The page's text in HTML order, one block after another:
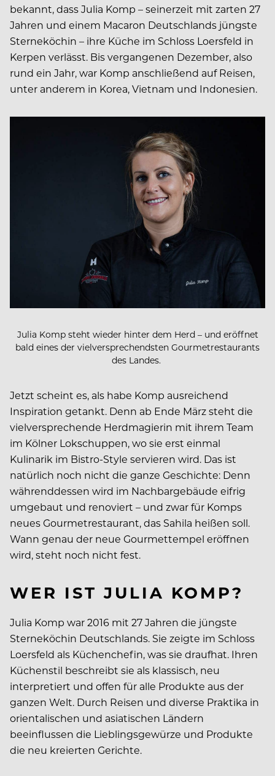
bekannt, dass Julia Komp – seinerzeit mit zarten 27
Jahren und einem Macaron Deutschlands jüngste
Sterneköchin – ihre Küche im Schloss Loersfeld in
Kerpen verlässt. Bis vergangenen Dezember, also
rund ein Jahr, war Komp anschließend auf Reisen,
unter anderem in Korea, Vietnam und Indonesien.
Julia Komp steht wieder hinter dem Herd – und eröffnet
bald eines der vielversprechendsten Gourmetrestaurants
des Landes.
Jetzt scheint es, als habe Komp ausreichend
Inspiration getankt. Denn ab Ende März steht die
vielversprechende Herdmagierin mit ihrem Team
im Kölner Lokschuppen, wo sie erst einmal
Kulinarik im Bistro-Style servieren wird. Das ist
natürlich noch nicht die ganze Geschichte: Denn
währenddessen wird im Nachbargebäude eifrig
umgebaut und renoviert – und zwar für Komps
neues Gourmetrestaurant, das Sahila heißen soll.
Wann genau der neue Gourmettempel eröffnen
wird, steht noch nicht fest.
WER IST JULIA KOMP?
Julia Komp war 2016 mit 27 Jahren die jüngste
Sterneköchin Deutschlands. Sie zeigte im Schloss
Loersfeld als Küchenchefin, was sie draufhat. Ihren
Küchenstil beschreibt sie als klassisch, neu
interpretiert und offen für alle Produkte aus der
ganzen Welt. Durch Reisen und diverse Praktika in
orientalischen und asiatischen Ländern
beeinflussen die Lieblingsgewürze und Produkte
die neu kreierten Gerichte.